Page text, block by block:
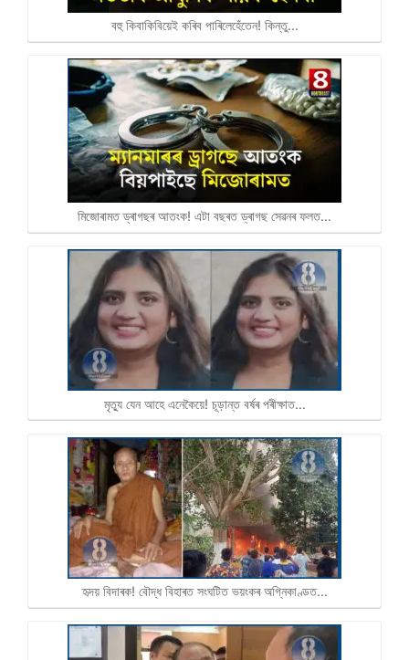
বহু কিবাকিবিয়েই কৰিব পাৰিলেহেঁতেন! কিন্তু…
মিজোৰামত ড্ৰাগছৰ আতংক! এটা বছৰত ড্ৰাগছ সেৱনৰ ফলত…
মৃত্যু যেন আহে এনেকৈয়ে! চূড়ান্ত বৰ্ষৰ পৰীক্ষাত…
হৃদয় বিদাৰক! বৌদ্ধ বিহাৰত সংঘটিত ভয়ংকৰ অগ্নিকাণ্ডত…